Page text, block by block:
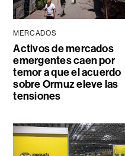
MERCADOS
Activos de mercados
emergentes caen por
temor a que el acuerdo
sobre Ormuz eleve las
tensiones